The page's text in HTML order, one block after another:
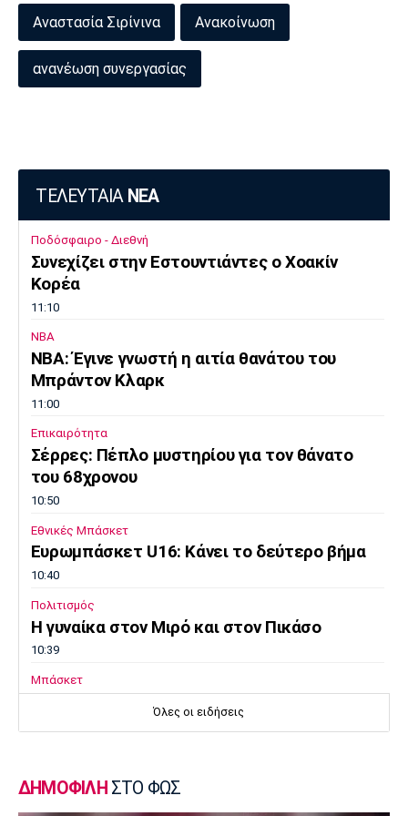
Πόρτο Μπενφίκα
Αναστασία Σιρίνινα Ανακοίνωση
ανανέωση συνεργασίας
ΤΕΛΕΥΤΑΙΑ ΝΕΑ
Ποδόσφαιρο - Διεθνή
Συνεχίζει στην Εστουντιάντες ο Χοακίν
Κορέα
11:10
NBA
ΝΒΑ: Έγινε γνωστή η αιτία θανάτου του
Μπράντον Κλαρκ
11:00
Επικαιρότητα
Σέρρες: Πέπλο μυστηρίου για τον θάνατο
του 68χρονου
10:50
Εθνικές Μπάσκετ
Ευρωμπάσκετ U16: Κάνει το δεύτερο βήμα
10:40
Πολιτισμός
Η γυναίκα στον Μιρό και στον Πικάσο
10:39
Μπάσκετ
Ανακοινώθηκε από τους Λόντον Λάιονς ο
«Παραμένει στον Ερυθρό Αστέρα ο
Όλες οι ειδήσεις
ΔΗΜΟΦΙΛΗ ΣΤΟ ΦΩΣ